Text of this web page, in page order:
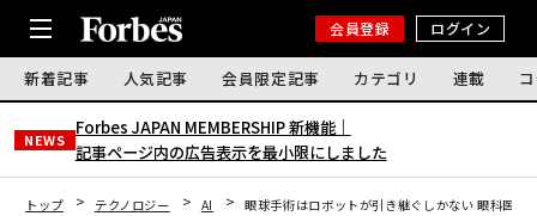
会員登録 ログイン
新着記事 人気記事 会員限定記事 カテゴリ 連載
NEWS
Forbes JAPAN MEMBERSHIP 新機能｜
記事ページ内の広告表示を最小限にしました
トップ テクノロジー AI
眼球手術はロボットが引き継ぐしかない 眼科医不